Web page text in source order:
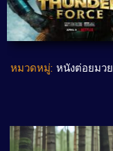
หมวดหมู่: หนังต่อยมวย